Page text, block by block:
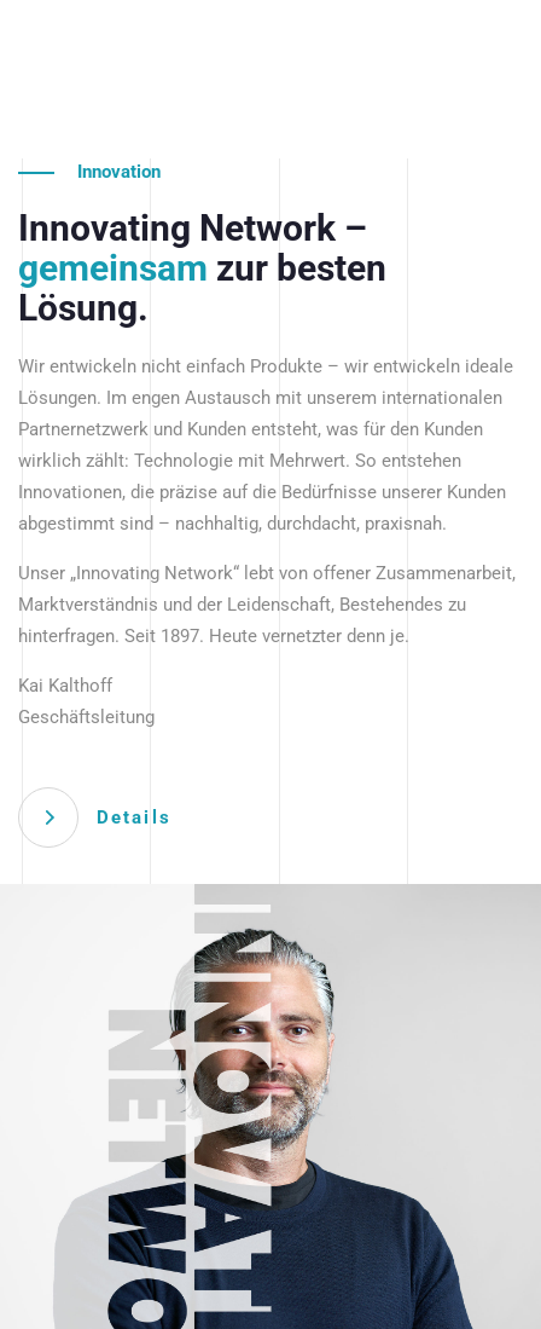
Innovation
Innovating Network –
gemeinsam zur besten
Lösung.
Wir entwickeln nicht einfach Produkte – wir entwickeln ideale
Lösungen. Im engen Austausch mit unserem internationalen
Partnernetzwerk und Kunden entsteht, was für den Kunden
wirklich zählt: Technologie mit Mehrwert. So entstehen
Innovationen, die präzise auf die Bedürfnisse unserer Kunden
abgestimmt sind – nachhaltig, durchdacht, praxisnah.
Unser „Innovating Network“ lebt von offener Zusammenarbeit,
Marktverständnis und der Leidenschaft, Bestehendes zu
hinterfragen. Seit 1897. Heute vernetzter denn je.
Kai Kalthoff
Geschäftsleitung
Details